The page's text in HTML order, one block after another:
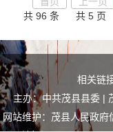
共 96 条
共 5 页
相关链
主办：中共茂县县委 |
网站维护：茂县人民政